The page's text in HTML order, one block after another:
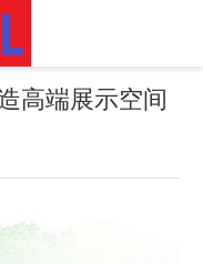
高端展示空间